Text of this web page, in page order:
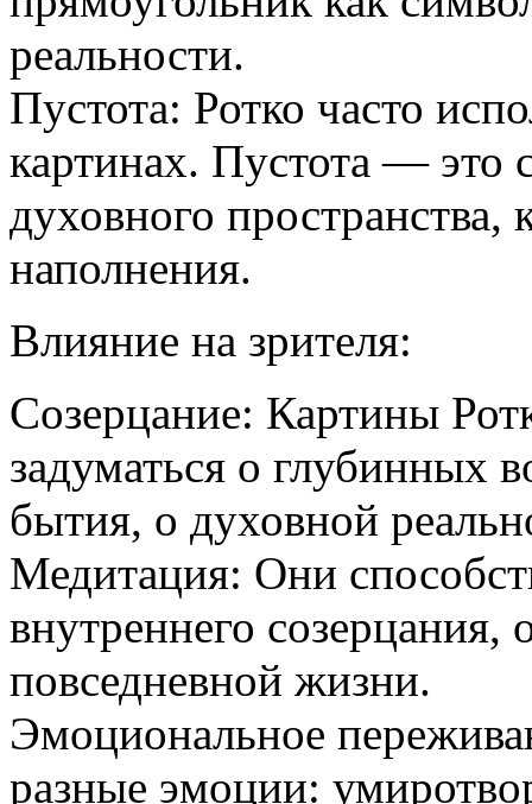
реальности.
Пустота: Ротко часто
картинах. Пустота — это
духовного пространства,
наполнения.
Влияние на зрителя:
Созерцание: Картины
задуматься о глубинных
бытия, о духовной
Медитация: Они
внутреннего созерцания,
повседневной жизни.
Эмоциональное
разные эмоции: